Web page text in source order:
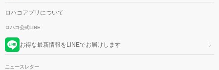
ロハコアプリについて
ロハコ公式LINE
お得な最新情報をLINEでお届けします
ニュースレター